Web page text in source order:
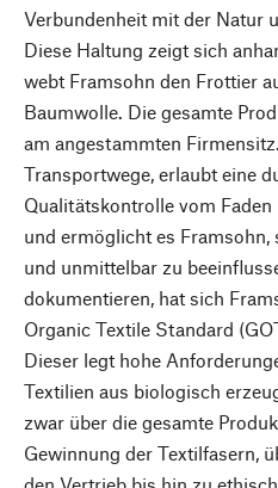
Verbundenheit mit der Natur
Diese Haltung zeigt sich
webt Framsohn den Frottier
Baumwolle. Die gesamte
am angestammten
Transportwege, erlaubt eine
Qualitätskontrolle vom
und ermöglicht es
und unmittelbar zu
dokumentieren, hat sich
Organic Textile Standard
Dieser legt hohe
Textilien aus biologisch
zwar über die gesamte
Gewinnung der Textilfasern,